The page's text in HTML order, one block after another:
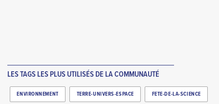
LES TAGS LES PLUS UTILISÉS DE LA COMMUNAUTÉ
ENVIRONNEMENT TERRE-UNIVERS-ESPACE FETE-DE-LA-SCIENCE